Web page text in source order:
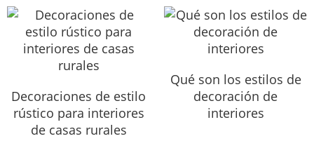
Decoraciones de estilo
rústico para interiores
de casas rurales
Qué son los estilos de
decoración de
interiores